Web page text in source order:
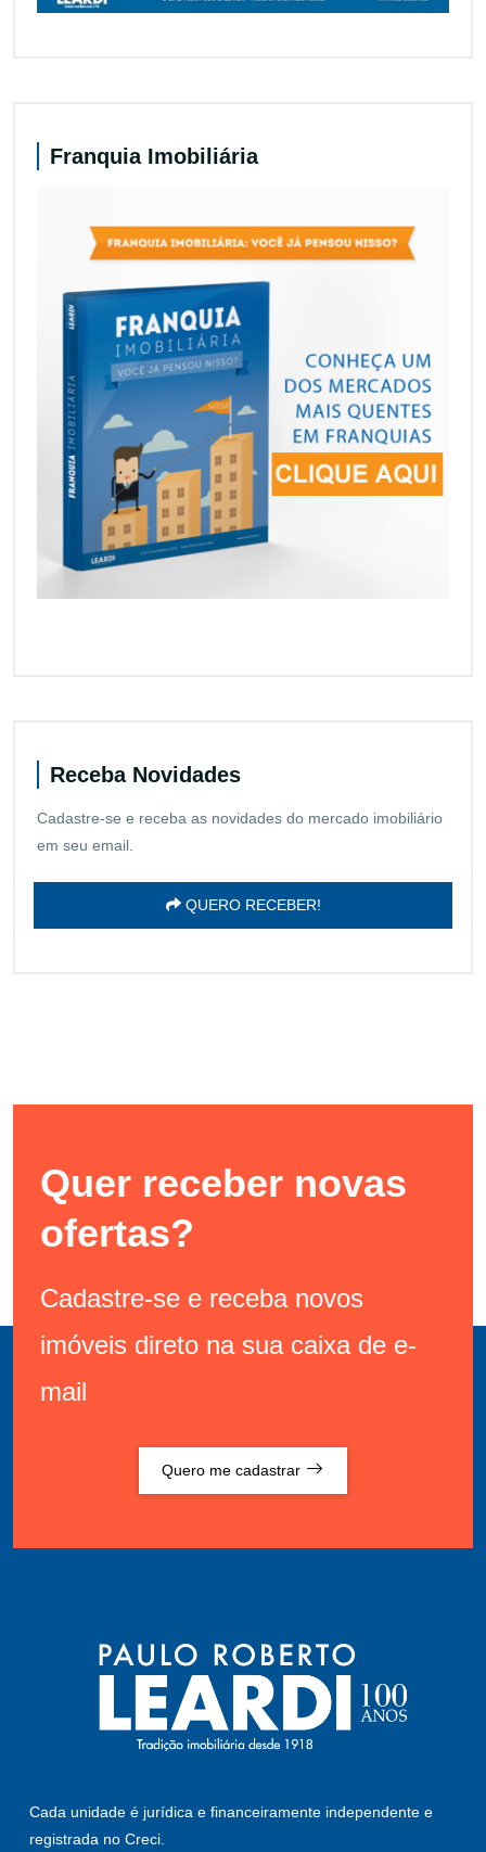
Franquia Imobiliária
Receba Novidades
Cadastre-se e receba as novidades do mercado imobiliário
em seu email.
QUERO RECEBER!
Quer receber novas
ofertas?
Cadastre-se e receba novos
imóveis direto na sua caixa de e-
mail
Quero me cadastrar
Cada unidade é jurídica e financeiramente independente e
registrada no Creci.